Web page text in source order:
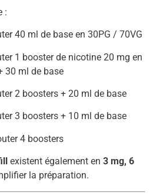
:
40 ml de base en 30PG / 70VG
1 boosterde nicotine 20 mg en
30 ml de base
2 boosters + 20 ml de base
3 boosters + 10 ml de base
4 boosters
existent également en 3 mg, 6
la préparation.